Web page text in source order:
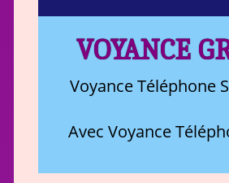
VOYANCE
Voyance Téléphone
Avec Voyance